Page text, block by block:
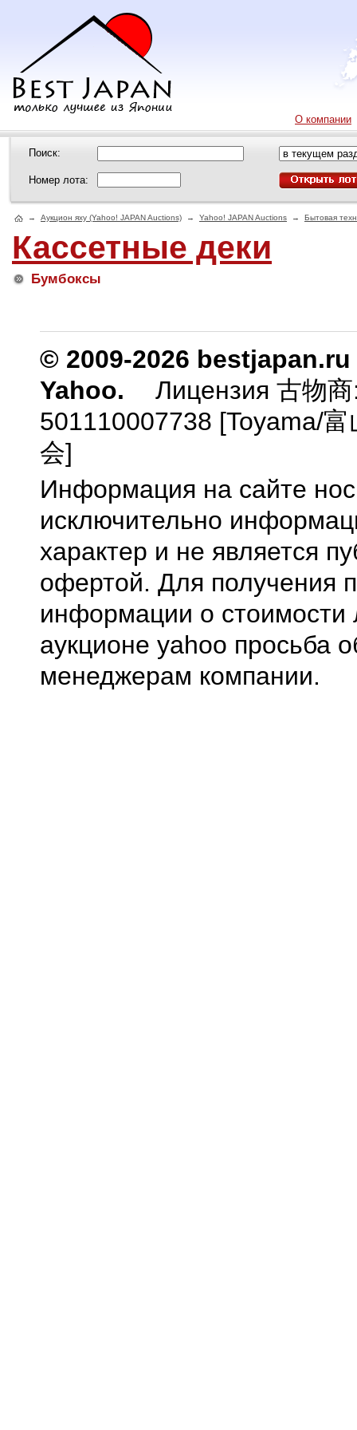
О компании
Поиск:
Номер лота:
→ Аукцион яху (Yahoo! JAPAN Auctions) → Yahoo! JAPAN Auctions → Бытовая
Кассетные деки
Бумбоксы
© 2009-2026
Yahoo.
Лицензия 古物
501110007738 [Toyama/
会]
Информация на сайте
исключительно
характер и не является
офертой. Для получения
информации о стоимости
аукционе yahoo просьба
менеджерам компании.